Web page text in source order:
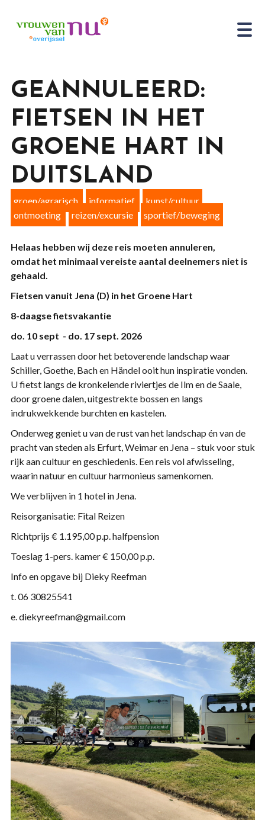
GEANNULEERD:
FIETSEN IN HET
GROENE HART IN
DUITSLAND
groen/agrarisch informatief
kunst/cultuur
ontmoeting
reizen/excursie sportief/beweging
Helaas hebben wij deze reis moeten annuleren,
omdat het minimaal vereiste aantal deelnemers niet is
gehaald.
Fietsen vanuit Jena (D) in het Groene Hart
8-daagse fietsvakantie
do. 10 sept - do. 17 sept. 2026
Laat u verrassen door het betoverende landschap waar
Schiller, Goethe, Bach en Händel ooit hun inspiratie vonden.
U fietst langs de kronkelende riviertjes de Ilm en de Saale,
door groene dalen, uitgestrekte bossen en langs
indrukwekkende burchten en kastelen.
Onderweg geniet u van de rust van het landschap én van de
pracht van steden als Erfurt, Weimar en Jena – stuk voor stuk
rijk aan cultuur en geschiedenis. Een reis vol afwisseling,
waarin natuur en cultuur harmonieus samenkomen.
We verblijven in 1 hotel in Jena.
Reisorganisatie: Fital Reizen
Richtprijs € 1.195,00 p.p. halfpension
Toeslag 1-pers. kamer € 150,00 p.p.
Info en opgave bij Dieky Reefman
t. 06 30825541
e. diekyreefman@gmail.com